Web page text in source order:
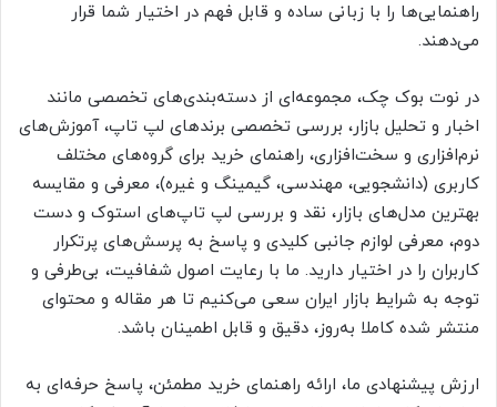
راهنمایی‌ها را با زبانی ساده و قابل فهم در اختیار شما قرار
می‌دهند.
در نوت بوک چک، مجموعه‌ای از دسته‌بندی‌های تخصصی مانند
اخبار و تحلیل بازار، بررسی تخصصی برندهای لپ تاپ، آموزش‌های
نرم‌افزاری و سخت‌افزاری، راهنمای خرید برای گروه‌های مختلف
کاربری (دانشجویی، مهندسی، گیمینگ و غیره)، معرفی و مقایسه
بهترین مدل‌های بازار، نقد و بررسی لپ تاپ‌های استوک و دست
دوم، معرفی لوازم جانبی کلیدی و پاسخ به پرسش‌های پرتکرار
کاربران را در اختیار دارید. ما با رعایت اصول شفافیت، بی‌طرفی و
توجه به شرایط بازار ایران سعی می‌کنیم تا هر مقاله و محتوای
منتشر شده کاملا به‌روز، دقیق و قابل اطمینان باشد.
ارزش پیشنهادی ما، ارائه راهنمای خرید مطمئن، پاسخ حرفه‌ای به